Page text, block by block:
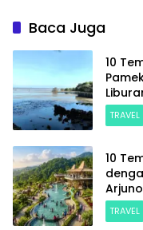
Baca Juga
10
TRAVEL
10
TRAVEL